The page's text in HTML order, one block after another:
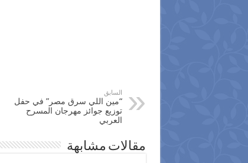
السابق
“مين اللي سرق مصر” في حفل
توزيع جوائز مهرجان المسرح
العربي
مقالات مشابهة